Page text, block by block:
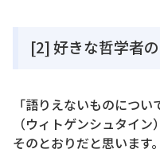
[2] 好きな哲学者
「語りえないものにつ
（ウィトゲンシュタイン
そのとおりだと思います